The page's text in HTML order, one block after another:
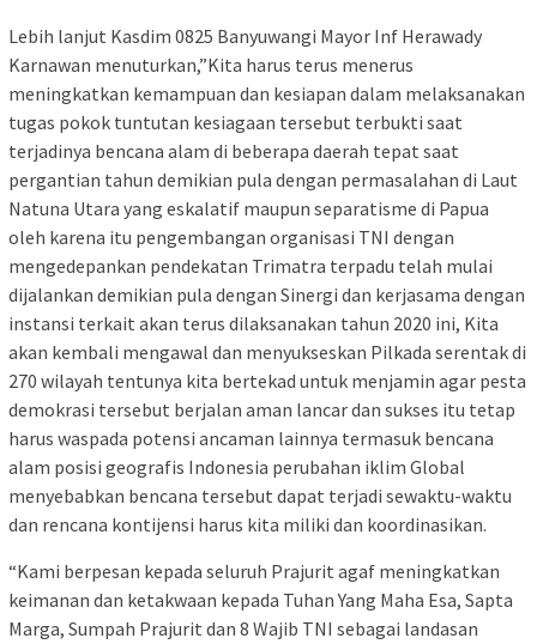
Lebih lanjut Kasdim 0825 Banyuwangi Mayor Inf Herawady
Karnawan menuturkan,”Kita harus terus menerus
meningkatkan kemampuan dan kesiapan dalam melaksanakan
tugas pokok tuntutan kesiagaan tersebut terbukti saat
terjadinya bencana alam di beberapa daerah tepat saat
pergantian tahun demikian pula dengan permasalahan di Laut
Natuna Utara yang eskalatif maupun separatisme di Papua
oleh karena itu pengembangan organisasi TNI dengan
mengedepankan pendekatan Trimatra terpadu telah mulai
dijalankan demikian pula dengan Sinergi dan kerjasama dengan
instansi terkait akan terus dilaksanakan tahun 2020 ini, Kita
akan kembali mengawal dan menyukseskan Pilkada serentak di
270 wilayah tentunya kita bertekad untuk menjamin agar pesta
demokrasi tersebut berjalan aman lancar dan sukses itu tetap
harus waspada potensi ancaman lainnya termasuk bencana
alam posisi geografis Indonesia perubahan iklim Global
menyebabkan bencana tersebut dapat terjadi sewaktu-waktu
dan rencana kontijensi harus kita miliki dan koordinasikan.
“Kami berpesan kepada seluruh Prajurit agaf meningkatkan
keimanan dan ketakwaan kepada Tuhan Yang Maha Esa, Sapta
Marga, Sumpah Prajurit dan 8 Wajib TNI sebagai landasan